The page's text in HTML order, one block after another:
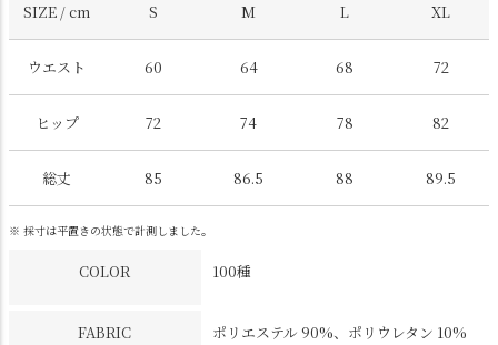
SIZE / cm S M L XL
ウエスト 60 64 68 72
ヒップ 72 74 78 82
総丈 85 86.5 88 89.5
※ 採寸は平置きの状態で計測しました。
COLOR 100種
FABRIC ポリエステル 90%、ポリウレタン 10%